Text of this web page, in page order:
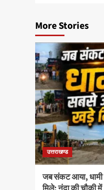
More Stories
उत्तराखण्ड
जब संकट आया,